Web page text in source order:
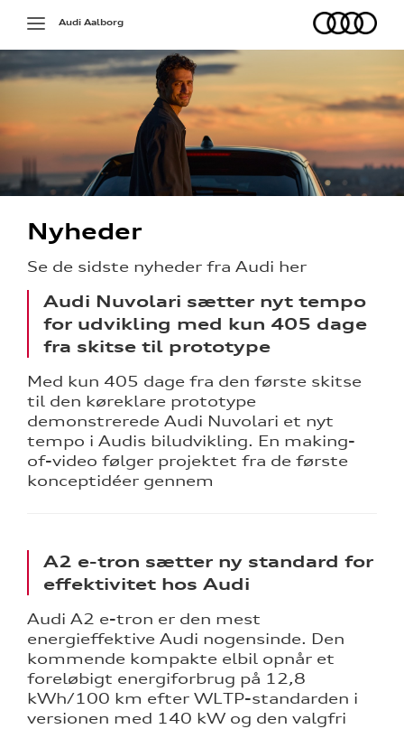
Toggle
navigation
Audi
Audi Aalborg
Nyheder
Se de sidste nyheder fra Audi her
Audi Nuvolari sætter nyt tempo
for udvikling med kun 405 dage
fra skitse til prototype
Med kun 405 dage fra den første skitse
til den køreklare prototype
demonstrerede Audi Nuvolari et nyt
tempo i Audis biludvikling. En making-
of-video følger projektet fra de første
konceptidéer gennem
A2 e-tron sætter ny standard for
effektivitet hos Audi
Audi A2 e-tron er den mest
energieffektive Audi nogensinde. Den
kommende kompakte elbil opnår et
foreløbigt energiforbrug på 12,8
kWh/100 km efter WLTP-standarden i
versionen med 140 kW og den valgfri